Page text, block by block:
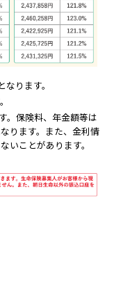
ります。
。保険料、年金額等は
ります。また、金利情
いことがあります。